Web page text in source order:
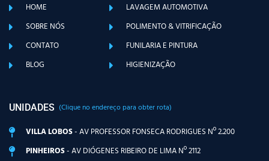
HOME
SOBRE NÓS
CONTATO
BLOG
LAVAGEM AUTOMOTIVA
POLIMENTO & VITRIFICAÇÃO
FUNILARIA E PINTURA
HIGIENIZAÇÃO
UNIDADES (Clique no endereço para obter rota)
VILLA LOBOS- AV PROFESSOR FONSECA RODRIGUES Nº 2.200
PINHEIROS- AV DIÓGENES RIBEIRO DE LIMA Nº 2112